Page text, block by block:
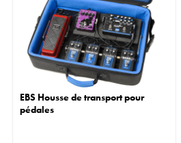
EBS Housse de transport pour
pédales